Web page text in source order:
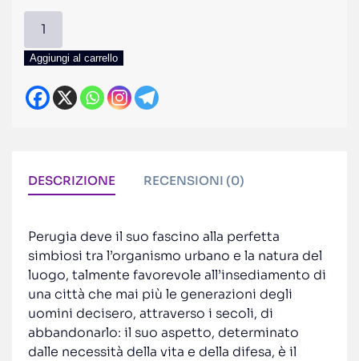
città
Tra
passato
tra
natura
arte
quantità
Aggiungi al carrello
DESCRIZIONE RECENSIONI (0)
Perugia deve il suo fascino alla perfetta
simbiosi tra l’organismo urbano e la natura del
luogo, talmente favorevole all’insediamento di
una città che mai più le generazioni degli
uomini decisero, attraverso i secoli, di
abbandonarlo: il suo aspetto, determinato
dalle necessità della vita e della difesa, è il